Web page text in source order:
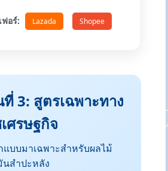
ฟอร์: Lazada Shopee
3: สูตรเฉพาะทาง
ศรษฐกิจ
บบมาเฉพาะสำหรับผลไม้
สำปะหลัง